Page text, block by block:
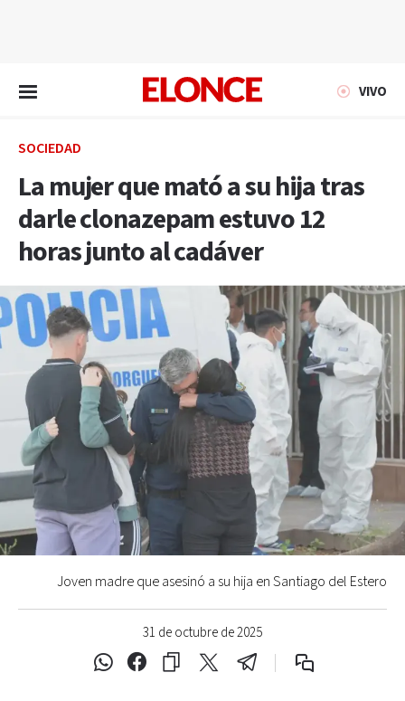
VIVO
SOCIEDAD
La mujer que mató a su hija tras
darle clonazepam estuvo 12
horas junto al cadáver
31 de octubre de 2025
Joven madre que asesinó a su hija en Santiago del Estero